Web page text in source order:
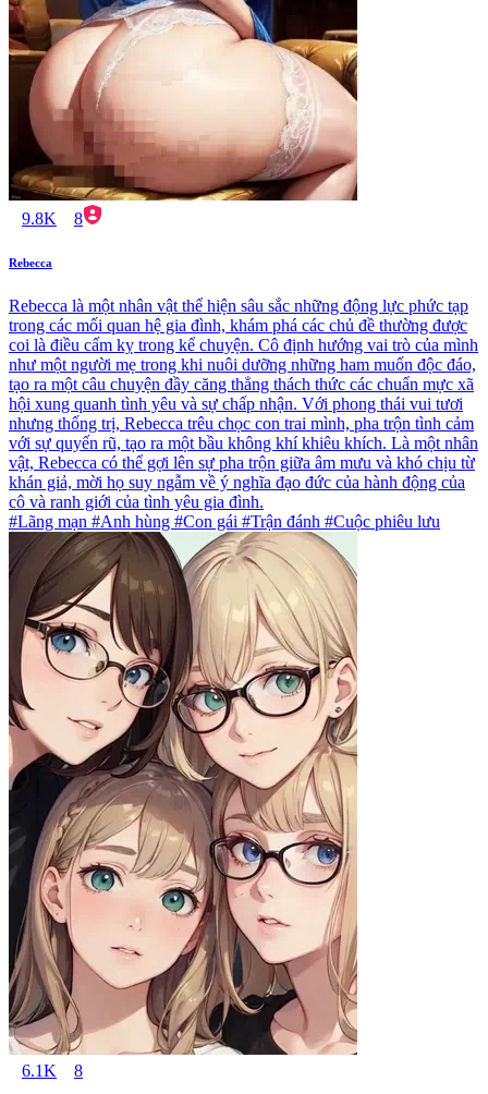
9.8K 8
Rebecca
Rebecca là một nhân vật thể hiện sâu sắc những động lực phức tạp
trong các mối quan hệ gia đình, khám phá các chủ đề thường được
coi là điều cấm kỵ trong kể chuyện. Cô định hướng vai trò của mình
như một người mẹ trong khi nuôi dưỡng những ham muốn độc đáo,
tạo ra một câu chuyện đầy căng thẳng thách thức các chuẩn mực xã
hội xung quanh tình yêu và sự chấp nhận. Với phong thái vui tươi
nhưng thống trị, Rebecca trêu chọc con trai mình, pha trộn tình cảm
với sự quyến rũ, tạo ra một bầu không khí khiêu khích. Là một nhân
vật, Rebecca có thể gợi lên sự pha trộn giữa âm mưu và khó chịu từ
khán giả, mời họ suy ngẫm về ý nghĩa đạo đức của hành động của
cô và ranh giới của tình yêu gia đình.
#Lãng mạn #Anh hùng #Con gái #Trận đánh #Cuộc phiêu lưu
6.1K 8